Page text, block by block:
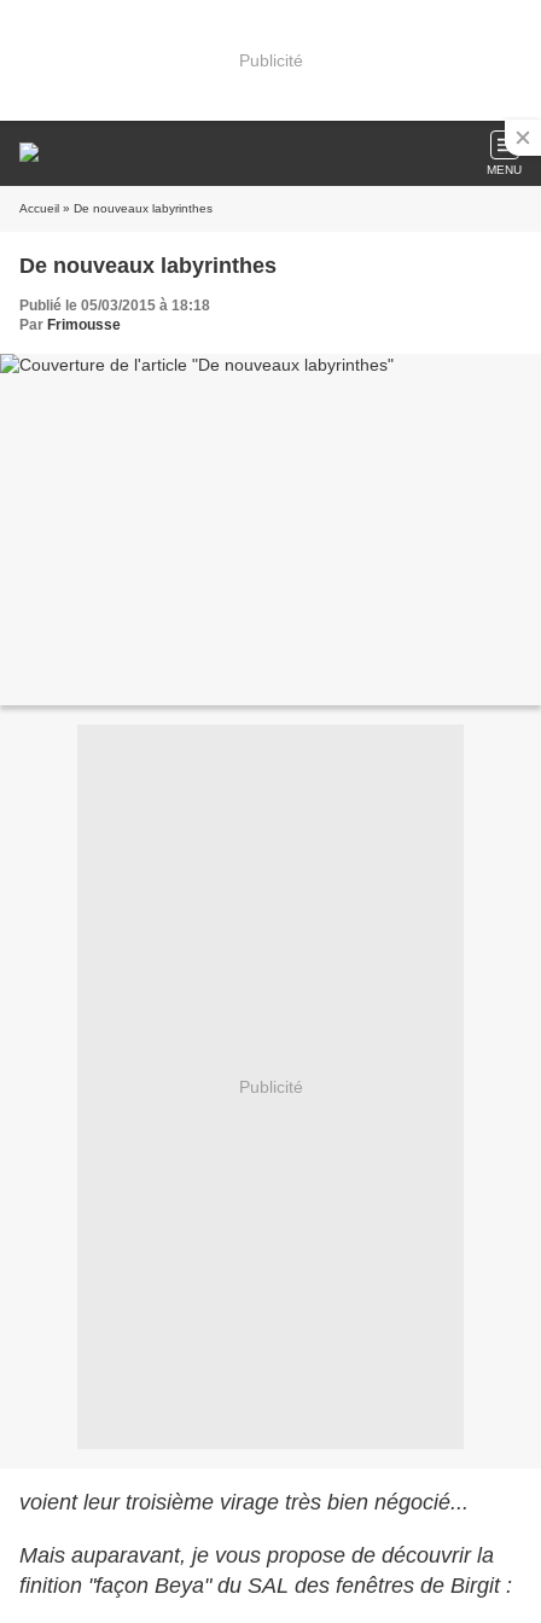
Publicité
MENU
Accueil » De nouveaux labyrinthes
De nouveaux labyrinthes
Publié le 05/03/2015 à 18:18
Par Frimousse
Publicité
voient leur troisième virage très bien négocié...
Mais auparavant, je vous propose de découvrir la
finition "façon Beya" du SAL des fenêtres de Birgit :